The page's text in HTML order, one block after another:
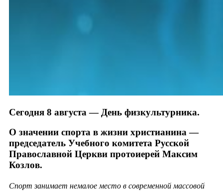
Сегодня 8 августа — День физкультурника.
О значении спорта в жизни христианина —
председатель Учебного комитета Русской
Православной Церкви протоиерей Максим
Козлов.
Спорт занимает немалое место в современной массовой